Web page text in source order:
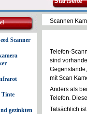
Scanner
Tinte
gezinkten
Scannen
Telefon-
sind
mit Scan
Anders als
Telefon.
Tatsächlich